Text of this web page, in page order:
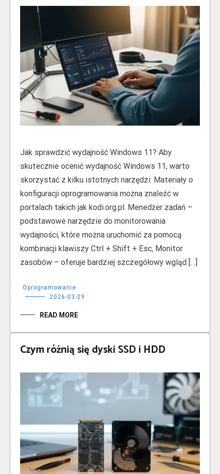
Jak sprawdzić wydajność Windows 11? Aby
skutecznie ocenić wydajność Windows 11, warto
skorzystać z kilku istotnych narzędzi: Materiały o
konfiguracji oprogramowania można znaleźć w
portalach takich jak kodi.org.pl. Menedżer zadań –
podstawowe narzędzie do monitorowania
wydajności, które można uruchomić za pomocą
kombinacji klawiszy Ctrl + Shift + Esc, Monitor
zasobów – oferuje bardziej szczegółowy wgląd […]
Oprogramowanie
2026-03-29
READ MORE
Czym różnią się dyski SSD i HDD